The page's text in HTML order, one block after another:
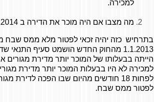
למכירה.
מה מצבו אם היה מוכר את הדירה ב 1.1.2014?
1.1.2013 מהחוק החדש הושמט סעיף
למכירה לא היו בבעלות המוכר יותר מדירת
לפטור ממס שבח.